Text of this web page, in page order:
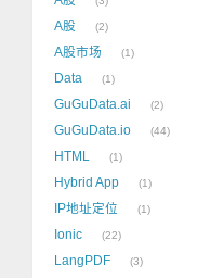
A股 2
A股市场 1
Data 1
GuGuData.ai 2
GuGuData.io 44
HTML 1
Hybrid App 1
IP地址定位 1
Ionic 22
LangPDF 3